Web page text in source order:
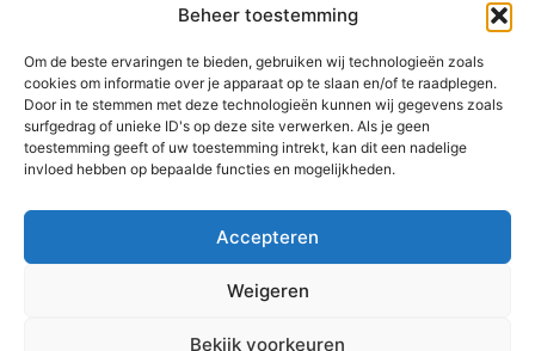
Beheer toestemming
Om de beste ervaringen te bieden, gebruiken wij technologieën zoals
cookies om informatie over je apparaat op te slaan en/of te raadplegen.
Door in te stemmen met deze technologieën kunnen wij gegevens zoals
surfgedrag of unieke ID's op deze site verwerken. Als je geen
toestemming geeft of uw toestemming intrekt, kan dit een nadelige
invloed hebben op bepaalde functies en mogelijkheden.
Accepteren
Weigeren
Bekijk voorkeuren
Zo organiseer je een onvergetelijk kinderfeestje
POPULAIRE CATEGORIEËN
OVERIG
KNUTSELEN MET KINDEREN
TRAKTATIES
80